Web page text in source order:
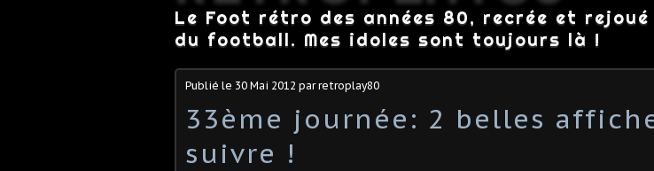
Le Foot rétro des années 80, recrée et rejoué
du football. Mes idoles sont toujours là !
Publié le 30 Mai 2012 par retroplay80
33ème journée: 2 belles
suivre !